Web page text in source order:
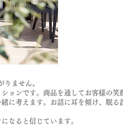
ません。
ョンです。商品を通してお客様の笑
に考えます。お話に耳を傾け、眠
なると信じています。